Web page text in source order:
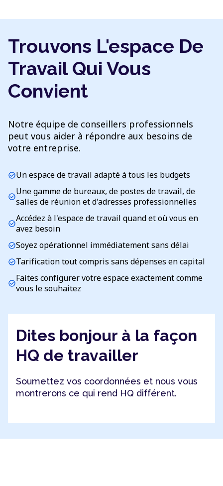
Trouvons L'espace De
Travail Qui Vous
Convient
Notre équipe de conseillers professionnels
peut vous aider à répondre aux besoins de
votre entreprise.
check_circleUn espace de travail adapté à tous les budgets
check_circleUne gamme de bureaux, de postes de travail, de
salles de réunion et d'adresses professionnelles
check_circleAccédez à l'espace de travail quand et où vous en
avez besoin
check_circleSoyez opérationnel immédiatement sans délai
check_circleTarification tout compris sans dépenses en capital
check_circleFaites configurer votre espace exactement comme
vous le souhaitez
Dites bonjour à la façon
HQ de travailler
Soumettez vos coordonnées et nous vous
montrerons ce qui rend HQ différent.